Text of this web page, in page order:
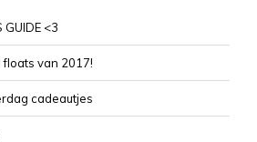
GUIDE <3
van 2017!
cadeautjes